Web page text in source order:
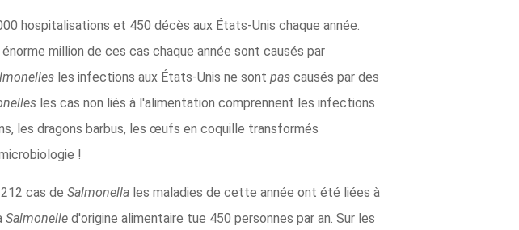
hospitalisations et 450 décès aux États-Unis chaque année.
énorme million de ces cas chaque année sont causés par
les infections aux États-Unis ne sont pas causés par des
les cas non liés à l'alimentation comprennent les infections
les dragons barbus, les œufs en coquille transformés
!
cas de Salmonella les maladies de cette année ont été liées à
Salmonelle d'origine alimentaire tue 450 personnes par an. Sur les